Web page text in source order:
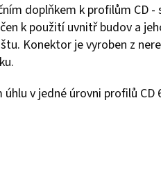
doplňkem k profilům CD -
k použití uvnitř budov a
Konektor je vyroben z
v jedné úrovni profilů CD